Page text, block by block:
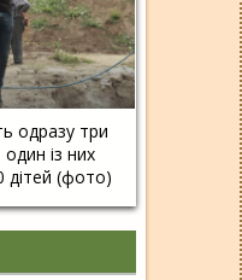
одразу три
один із них
дітей (фото)